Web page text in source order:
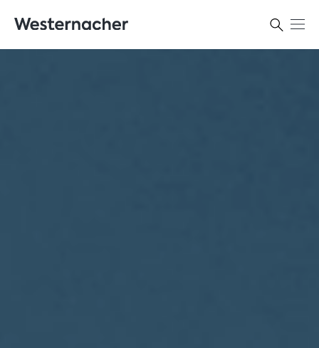
Kontakt